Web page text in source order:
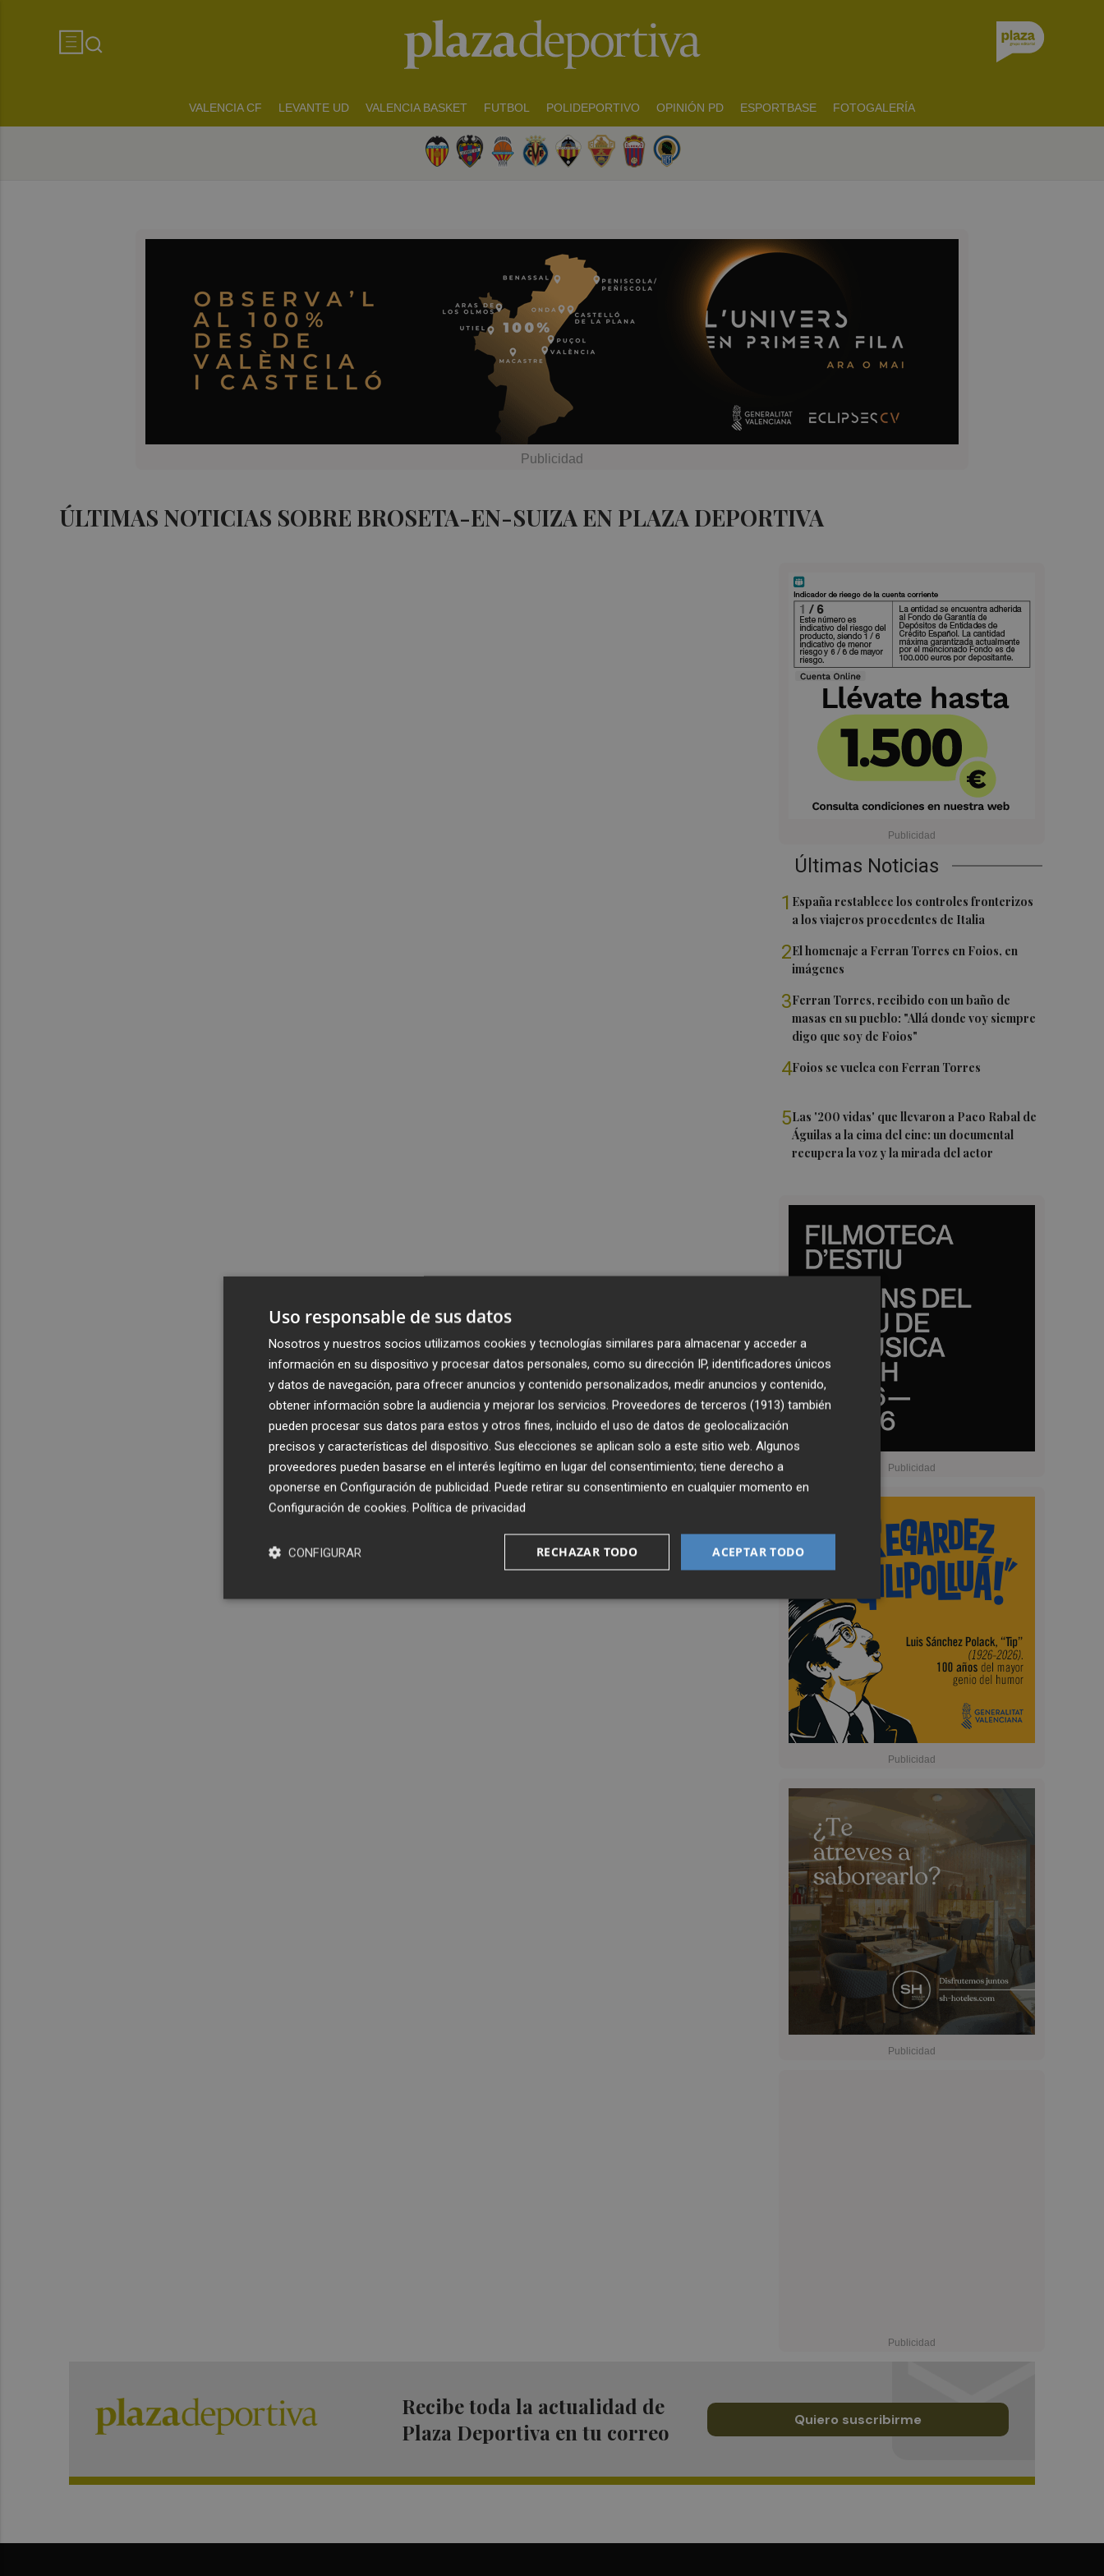
VALENCIA CF LEVANTE UD VALENCIA BASKET FUTBOL POLIDEPORTIVO OPINIÓN PD ESPORTBASE FOTOGALERÍA
ÚLTIMAS NOTICIAS SOBRE BROSETA-EN-SUIZA EN PLAZA DEPORTIVA
Últimas Noticias
1 España restablece los controles fronterizos
a los viajeros procedentes de Italia
2El homenaje a Ferran Torres en Foios, en
imágenes
3Ferran Torres, recibido con un baño de
masas en su pueblo: "Allá donde voy siempre
digo que soy de Foios"
4Foios se vuelca con Ferran Torres
5Las '200 vidas' que llevaron a Paco Rabal de
Águilas a la cima del cine: un documental
recupera la voz y la mirada del actor
Recibe toda la actualidad de
Plaza Deportiva en tu correo
Quiero suscribirme
Uso responsable de sus datos
Nosotros y nuestros socios utilizamos cookies y tecnologías similares para almacenar y acceder a
información en su dispositivo y procesar datos personales, como su dirección IP, identificadores únicos
y datos de navegación, para ofrecer anuncios y contenido personalizados, medir anuncios y contenido,
obtener información sobre la audiencia y mejorar los servicios. Proveedores de terceros (1913) también
pueden procesar sus datos para estos y otros fines, incluido el uso de datos de geolocalización
precisos y características del dispositivo. Sus elecciones se aplican solo a este sitio web. Algunos
proveedores pueden basarse en el interés legítimo en lugar del consentimiento; tiene derecho a
oponerse en Configuración de publicidad. Puede retirar su consentimiento en cualquier momento en
Configuración de cookies. Política de privacidad
ACEPTAR TODO
RECHAZAR TODO
CONFIGURAR